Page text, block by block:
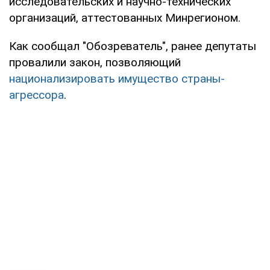
организаций, аттестованных Минрегионом.
Как сообщал "Обозреватель", ранее депутаты
провалили закон, позволяющий
национализировать имущество страны-
агрессора.